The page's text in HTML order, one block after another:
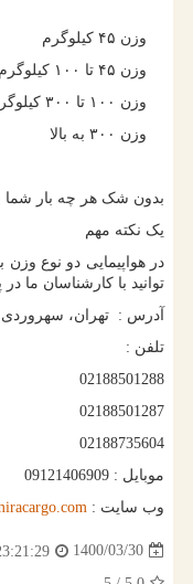
وزن ۴۵ کیلوگرم
وزن ۴۵ تا ۱۰۰ کیلوگرم
وزن ۱۰۰ تا ۳۰۰ کیلوگرم
وزن ۳۰۰ به بالا
بدون شک هر چه بار شما
یک نکته مهم
در هواپیمایی دو نوع
توانید با کارشناسان ما
آدرس : تهران، سهروردی
تلفن :
02188501288
02188501287
02188735604
موبایل : 09121406909
وب سایت :
1400/03/30